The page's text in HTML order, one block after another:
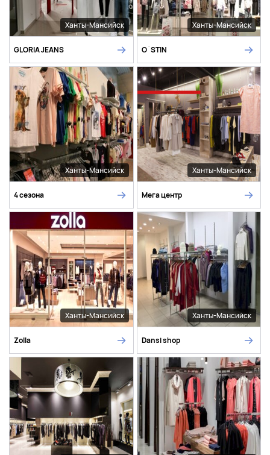
Ханты-Мансийск
GLORIA JEANS
Ханты-Мансийск
O`STIN
Ханты-Мансийск
4 сезона
Ханты-Мансийск
Мега центр
Ханты-Мансийск
Zolla
Ханты-Мансийск
Dansi shop